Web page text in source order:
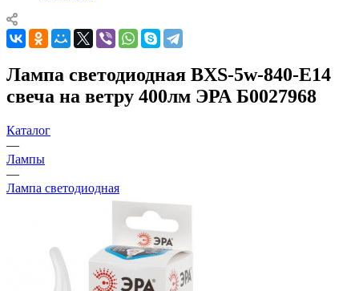
Лампа светодиодная BXS-5w-840-E14
свеча на ветру 400лм ЭРА Б0027968
Каталог
—
Лампы
—
Лампа светодиодная